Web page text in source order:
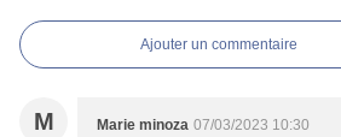
Ajouter un commentaire
M Marie minoza 07/03/2023 10:30